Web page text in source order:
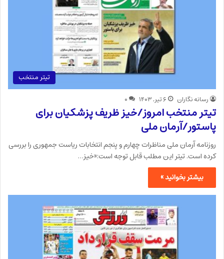
تیتر منتخب
رسانه نگاران ۶ تیر, ۱۴۰۳ ۰
تیتر منتخب امروز/خیز ظریف پزشکیان برای
پاستور/آرمان ملی
روزنامه آرمان ملی مناظرات چهارم و پنجم انتخابات ریاست جمهوری را بررسی
کرده است. تیتر این مطلب قابل توجه است:«خیز…
بیشتر بخوانید »